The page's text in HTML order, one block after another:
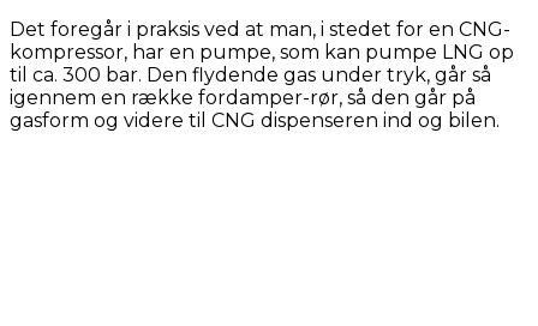
Det foregår i praksis ved at man, i stedet for en CNG-
kompressor, har en pumpe, som kan pumpe LNG op
til ca. 300 bar. Den flydende gas under tryk, går så
igennem en række fordamper-rør, så den går på
gasform og videre til CNG dispenseren ind og bilen.